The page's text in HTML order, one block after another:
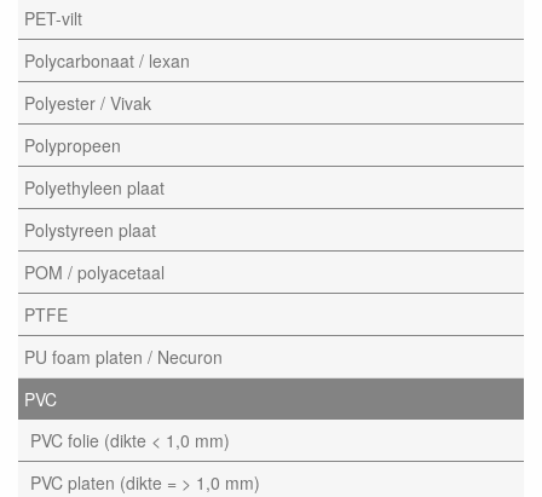
PET-vilt
Polycarbonaat / lexan
Polyester / Vivak
Polypropeen
Polyethyleen plaat
Polystyreen plaat
POM / polyacetaal
PTFE
PU foam platen / Necuron
PVC
PVC folie (dikte < 1,0 mm)
PVC platen (dikte = > 1,0 mm)